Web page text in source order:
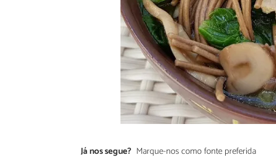
Já nos segue? Marque-nos como fonte preferida